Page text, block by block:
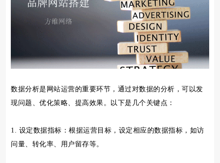
数据分析是网站运营的重要环节，通过对数据的分析，可以发
现问题、优化策略、提高效果。以下是几个关键点：
1. 设定数据指标：根据运营目标，设定相应的数据指标，如访
问量、转化率、用户留存等。